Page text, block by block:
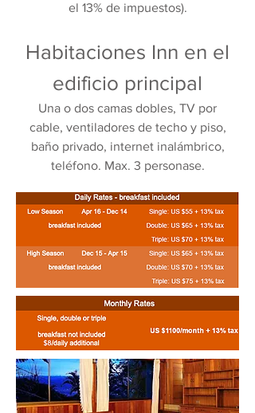
el 13% de impuestos).
Habitaciones Inn en el
edificio principal
Una o dos camas dobles, TV por
cable, ventiladores de techo y piso,
baño privado, internet inalámbrico,
teléfono. Max. 3 personase.